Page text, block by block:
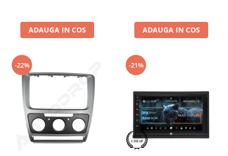
Rame adaptoare Subaru
Rame adaptoare Smart
Rame adaptoare Land Rover
Rame adaptoare Ssangyong
Rame adaptoare Hummer
ADAUGA IN COS ADAUGA IN COS
-22% -21%